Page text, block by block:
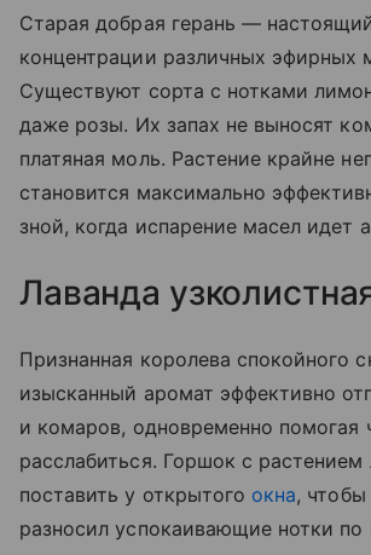
Старая добрая герань —
концентрации различных эфирных
Существуют сорта с нотками
даже розы. Их запах не выносят
платяная моль. Растение крайне
становится максимально
зной, когда испарение масел идет
Лаванда
Признанная королева спокойного
изысканный аромат эффективно
и комаров, одновременно помогая
расслабиться. Горшок с растением
поставить у открытого окна,
разносил успокаивающие нотки по